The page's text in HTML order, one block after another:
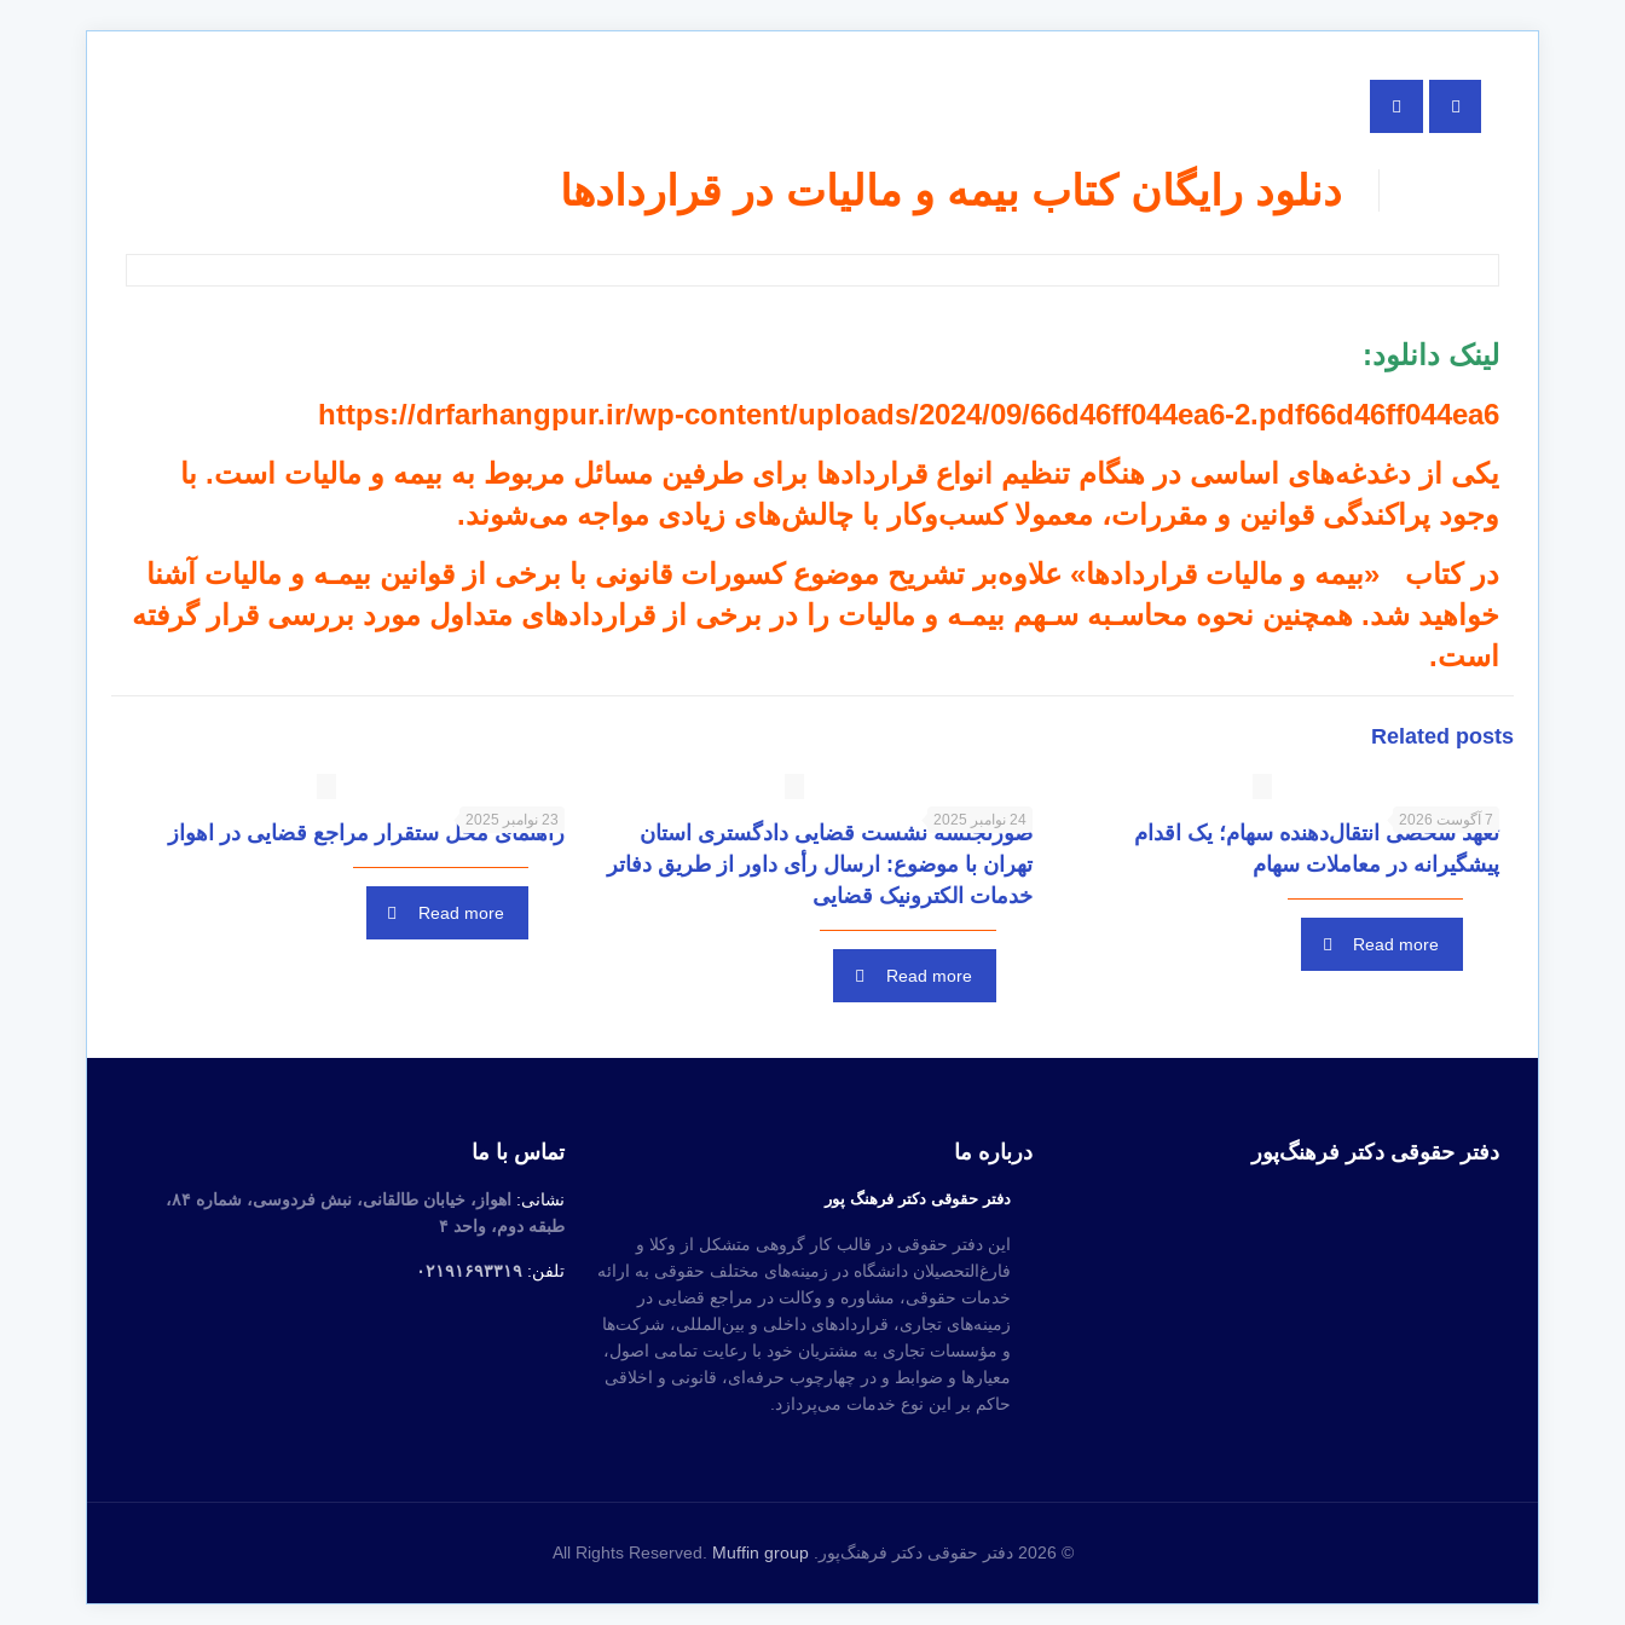
دنلود رایگان کتاب بیمه و مالیات در قراردادها
لینک دانلود:
https://drfarhangpur.ir/wp-content/uploads/2024/09/66d46ff044ea6-2.pdf66d46ff044ea6
یکی از دغدغه‌های اساسی در هنگام تنظیم انواع قراردادها برای طرفین مسائل مربوط به بیمه و مالیات است. با
وجود پراکندگی قوانین و مقررات، معمولا کسب‌وکار با چالش‌های زیادی مواجه می‌شوند.
در کتاب «بیمه و مالیات قراردادها» علاوه‌بر تشریح موضوع کسورات قانونی با برخی از قوانین بیمـه و مالیات آشنا
خواهید شد. همچنین نحوه محاسـبە سـهم بیمـه و مالیات را در برخی از قراردادهای متداول مورد بررسی قرار گرفته
است.
Related posts
7 آگوست 2026
تعهد شخصی انتقال‌دهنده سهام؛ یک اقدام
پیشگیرانه در معاملات سهام
Read more
24 نوامبر 2025
صورتجلسه نشست قضایی دادگستری استان
تهران با موضوع: ارسال رأی داور از طریق دفاتر
خدمات الکترونیک قضایی
Read more
23 نوامبر 2025
راهنمای محل ستقرار مراجع قضایی در اهواز
Read more
دفتر حقوقی دکتر فرهنگ‌پور درباره ما
دفتر حقوقی دکتر فرهنگ پور
این دفتر حقوقی در قالب کار گروهی متشکل از وکلا و
فارغ‌التحصیلان دانشگاه در زمینه‌های مختلف حقوقی به ارائه
خدمات حقوقی، مشاوره و وکالت در مراجع قضایی در
زمینه‌های تجاری، قراردادهای داخلی و بین‌المللی، شرکت‌ها
و مؤسسات تجاری به مشتریان خود با رعایت تمامی اصول،
معیارها و ضوابط و در چهارچوب حرفه‌ای، قانونی و اخلاقی
حاکم بر این نوع خدمات می‌پردازد.
تماس با ما
نشانی:
اهواز، خیابان طالقانی، نبش فردوسی، شماره ۸۴،
طبقه دوم، واحد ۴
تلفن: ۰۲۱۹۱۶۹۳۳۱۹
© 2026 دفتر حقوقی دکتر فرهنگ‌پور. All Rights Reserved. Muffin group